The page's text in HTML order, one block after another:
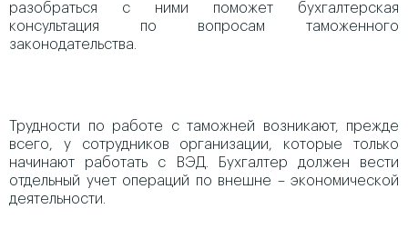
разобраться с ними поможет бухгалтерская
консультация по вопросам таможенного
законодательства.
Трудности по работе с таможней возникают, прежде
всего, у сотрудников организации, которые только
начинают работать с ВЭД. Бухгалтер должен вести
отдельный учет операций по внешне – экономической
деятельности.